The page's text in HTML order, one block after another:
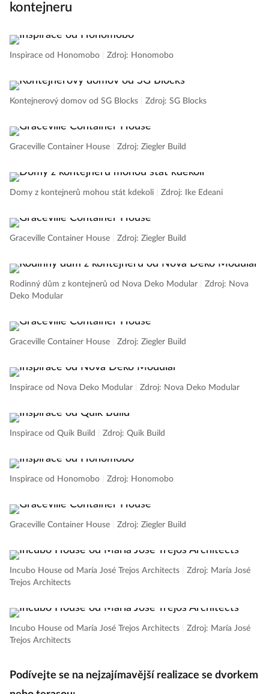
kontejneru
Inspirace od Honomobo Zdroj: Honomobo
Kontejnerový domov od SG Blocks Zdroj: SG Blocks
Graceville Container House Zdroj: Ziegler Build
Domy z kontejnerů mohou stát kdekoli Zdroj: Ike Edeani
Graceville Container House Zdroj: Ziegler Build
Rodinný dům z kontejnerů od Nova Deko Modular
Zdroj: Nova
Deko Modular
Graceville Container House Zdroj: Ziegler Build
Inspirace od Nova Deko Modular Zdroj: Nova Deko Modular
Inspirace od Quik Build Zdroj: Quik Build
Inspirace od Honomobo Zdroj: Honomobo
Graceville Container House Zdroj: Ziegler Build
Incubo House od María José Trejos Architects
Zdroj: María José
Trejos Architects
Incubo House od María José Trejos Architects
Zdroj: María José
Trejos Architects
Podívejte se na nejzajímavější realizace se dvorkem